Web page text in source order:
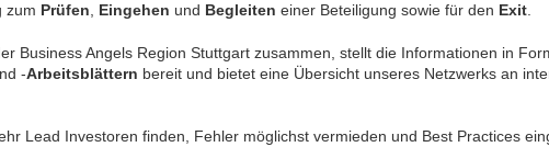
zum Prüfen, Eingehen und Begleiten einer Beteiligung sowie für den Exit.
Business Angels Region Stuttgart zusammen, stellt die Informationen in
-Arbeitsblättern bereit und bietet eine Übersicht unseres Netzwerks an
Lead Investoren finden, Fehler möglichst vermieden und Best Practices